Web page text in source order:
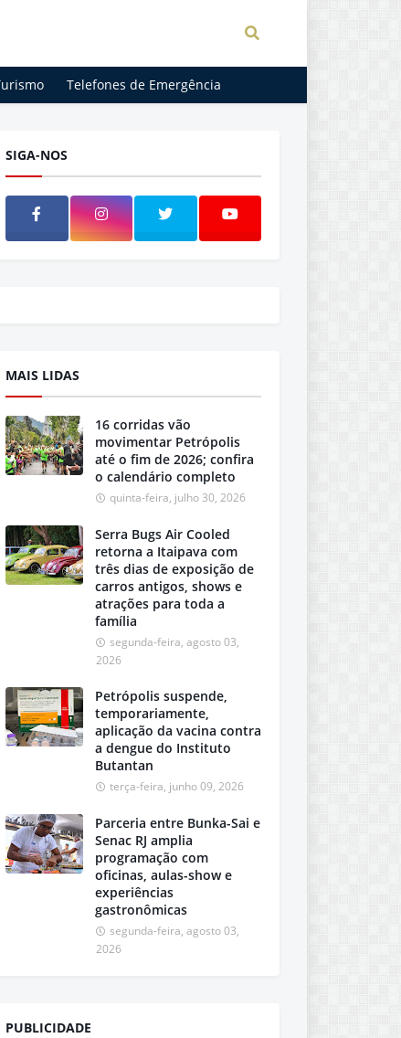
Telefones de Emergência
SIGA-NOS
MAIS LIDAS
16 corridas vão
movimentar Petrópolis
até o fim de 2026; confira
o calendário completo
quinta-feira, julho 30, 2026
Serra Bugs Air Cooled
retorna a Itaipava com
três dias de exposição de
carros antigos, shows e
atrações para toda a
família
segunda-feira, agosto 03,
2026
Petrópolis suspende,
temporariamente,
aplicação da vacina contra
a dengue do Instituto
Butantan
terça-feira, junho 09, 2026
Parceria entre Bunka-Sai e
Senac RJ amplia
programação com
oficinas, aulas-show e
experiências
gastronômicas
segunda-feira, agosto 03,
2026
PUBLICIDADE